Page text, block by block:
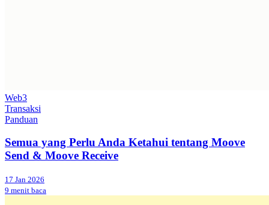
Web3
Transaksi
Panduan
Semua yang Perlu Anda Ketahui tentang Moove
Send & Moove Receive
17 Jan 2026
9 menit baca